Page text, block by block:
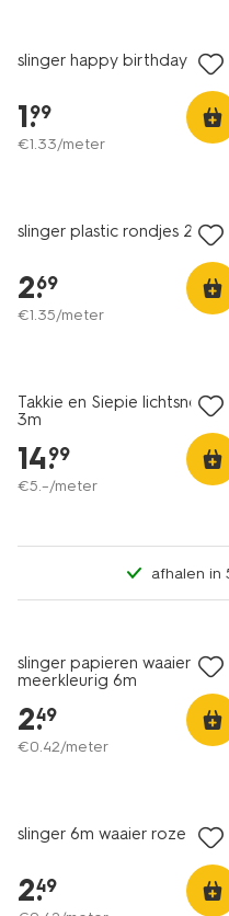
slinger happy birthday
1.
99
€1.33/meter
slinger plastic rondjes 2m
2.
69
€1.35/meter
Takkie en Siepie lichtsnoer
3m
14.
99
€5.–/meter
afhalen in
slinger papieren waaiers
meerkleurig 6m
2.
49
€0.42/meter
slinger 6m waaier roze
2.
49